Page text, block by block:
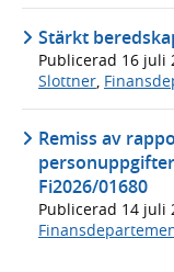
Stärkt
Publicerad 16 juli
Slottner,
Remiss av
Fi2026/01680
Publicerad 14 juli